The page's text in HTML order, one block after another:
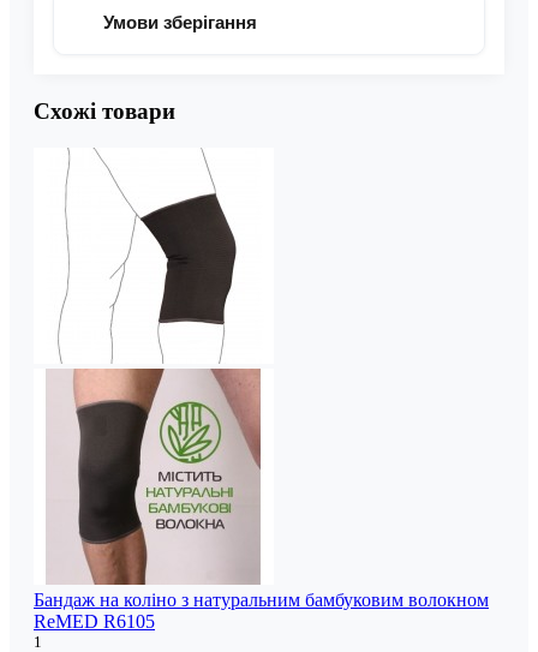
Умови зберігання
Схожі товари
Бандаж на коліно з натуральним бамбуковим волокном
ReMED R6105
1